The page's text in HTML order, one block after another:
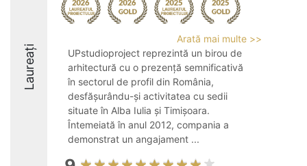
Laureați
Arată mai multe >>
UPstudioproject reprezintă un birou de
arhitectură cu o prezență semnificativă
în sectorul de profil din România,
desfășurându-și activitatea cu sedii
situate în Alba Iulia și Timișoara.
Întemeiată în anul 2012, compania a
demonstrat un angajament ...